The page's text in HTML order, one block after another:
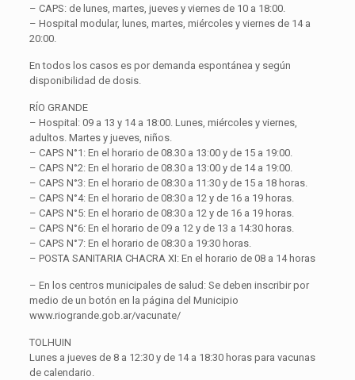
– CAPS: de lunes, martes, jueves y viernes de 10 a 18:00.
– Hospital modular, lunes, martes, miércoles y viernes de 14 a
20:00.
En todos los casos es por demanda espontánea y según
disponibilidad de dosis.
RÍO GRANDE
– Hospital: 09 a 13 y 14 a 18:00. Lunes, miércoles y viernes,
adultos. Martes y jueves, niños.
– CAPS N°1: En el horario de 08.30 a 13:00 y de 15 a 19:00.
– CAPS N°2: En el horario de 08.30 a 13:00 y de 14 a 19:00.
– CAPS N°3: En el horario de 08:30 a 11:30 y de 15 a 18 horas.
– CAPS N°4: En el horario de 08:30 a 12 y de 16 a 19 horas.
– CAPS N°5: En el horario de 08:30 a 12 y de 16 a 19 horas.
– CAPS N°6: En el horario de 09 a 12 y de 13 a 14:30 horas.
– CAPS N°7: En el horario de 08:30 a 19:30 horas.
– POSTA SANITARIA CHACRA XI: En el horario de 08 a 14 horas
– En los centros municipales de salud: Se deben inscribir por
medio de un botón en la página del Municipio
www.riogrande.gob.ar/vacunate/
TOLHUIN
Lunes a jueves de 8 a 12:30 y de 14 a 18:30 horas para vacunas
de calendario.